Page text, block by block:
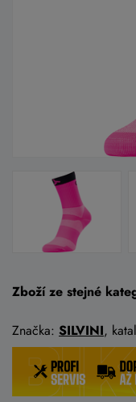
Zboží ze stejné
Značka: SILVINI,